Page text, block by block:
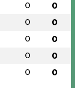
0 0
0 0
0 0
0 0
0 0